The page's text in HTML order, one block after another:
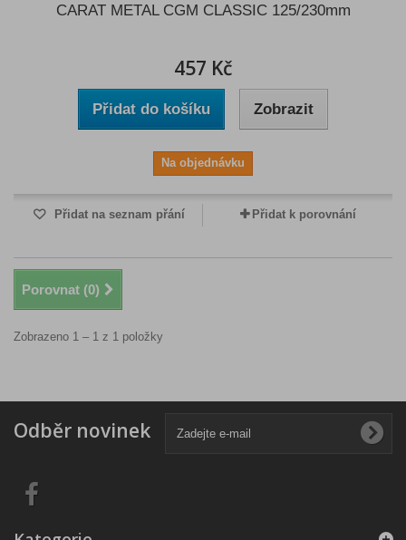
CARAT METAL CGM CLASSIC 125/230mm
457 Kč
Přidat do košíku Zobrazit
Na objednávku
Přidat na seznam přání Přidat k porovnání
Porovnat (0)
Zobrazeno 1 – 1 z 1 položky
Odběr novinek